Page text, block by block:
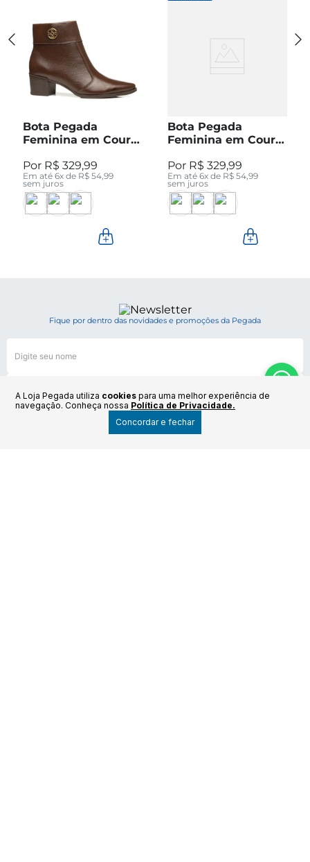
A Loja Pegada utiliza cookies para uma melhor experiência de
navegação. Conheça nossa Política de Privacidade.
Concordar e fechar
159.99
3x de R$ 53.33
Bota Pegada
Feminina em Couro
280512-04
R$ 329,99
Em até 6x de R$ 54,99
sem juros
Bota Pegada
Feminina em Couro
280512-05
R$ 329,99
Em até 6x de R$ 54,99
sem juros
Fique por dentro das novidades e promoções da Pegada